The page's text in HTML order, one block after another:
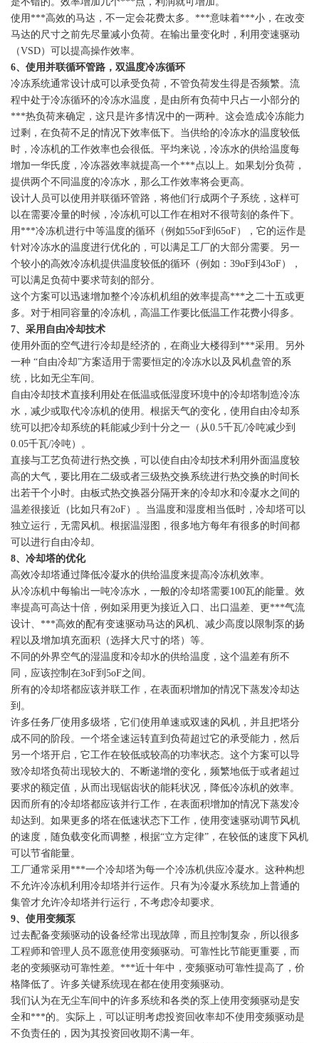
使用***高效的马达，不一定会花费太多。***意味着***小，在改变
马达的尺寸之前先尽量减小负荷。在输出量变化时，利用变速驱动
（VSD）可以提高操作效率。
6、使用并联循环管路，双温度冷冻循环
冷冻系统通常设计成可以承受负荷，不管负荷发生得是否频繁。流
程中处于冷冻循环的冷冻水温度，是由所有负荷中只占一小部分的
***热负荷来确定，这只是许多情况中的一两种。这会造成冷冻能力
过剩，在负荷不足的情况下效率低下。当供给的冷冻水的温度较低
时，冷冻机的工作效率也会很低。平均来说，冷冻水的供给温度每
增加一华氏度，冷冻器效率就提高一个***点以上。如果划分负荷，
提供两个不同温度的冷冻水，那么工作效率将会更高。
设计人员可以使用并联循环管路，将他们行成两个子系统，这样可
以在需要冷量的时候，冷冻机可以工作在相对不很苛刻的条件下。
用***冷冻机进行中等温度的循环（例如55oF到65oF），它的运作是
针对冷冻水的温度进行优化的，可以满足工厂的大部分需要。另一
个较小的高效冷冻机提供温度较低的循环（例如：39oF到43oF），
可以满足负荷中要求苛刻的部分。
这个方案可以迅速增加整个冷冻机机组的效率提高***之二十五或更
多。对于相同容量的冷冻机，高温工作要比低温工作花费小得多。
7、采用自由冷却技术
使用外面的空气进行冷却是经济的，在商业大楼得到***采用。另外
一种 “自由冷却”方案适用于需要恒定的冷冻水以及风机盘管的系
统，比如无尘车间。
自由冷却技术直接利用处在低温或低湿度环境中的冷却塔制造冷冻
水，减少或取代冷冻机的使用。根据天气的变化，使用自由冷却系
统可以把冷却系统的耗能减少到十分之一（从0.5千瓦/冷吨减少到
0.05千瓦/冷吨）。
直接与工艺负荷进行热交换，可以使自由冷却技术利用外面温度较
高的大气，要比用在二级或者三级热交换系统进行热交换的时间长
出若干个小时。由板式热交换器分隔开来的冷却水和冷凝水之间的
温差很接近（比如只有2oF）。当温度和湿度相当低时，冷却塔可以
独立运行，无需风机。根据温湿图，很多地方每年有很多的时间都
可以进行自由冷却。
8、冷却塔的优化
高效冷却塔通过降低冷凝水的供给温度来提高冷冻机效率。
从冷冻机中每输出一吨冷冻水，一般的冷却塔需要100瓦的能量。效
率提高可高达十倍，例如采用更为接近入口、出口温差、更***气流
设计、***高效的配有变速驱动马达的风机、减少高度以限制泵的扬
程以及增加填充面积（选择大尺寸的塔）等。
不同的外界空气的湿温度和冷却水的供给温度，这个温差有所不
同，应该控制在3oF到5oF之间。
所有的冷却塔都应该并联工作，在表面积增加的情况下蒸发冷却达
到。
许多任务厂使用多级塔，它们使用单速或双速的风机，并且把塔分
成不同的阶段。一个塔全速运转直到负荷超过它的承受能力，然后
另一个塔开启，它工作在较低或较高的功率状态。这个方案可以导
致冷却塔负荷出现较大的、不断递增的变化，频繁地低于或者超过
要求的额定值，从而出现锯齿状的能耗状况，降低冷冻机的效率。
因而所有的冷却塔都应该并行工作，在表面积增加的情况下蒸发冷
却达到。如果更多的塔在低速状态下工作，使用变速驱动调节风机
的速度，随负载变化而调整，根据“立方定律”，在较低的速度下风机
可以节省能量。
工厂通常采用***一个冷却塔为每一个冷冻机供应冷凝水。这种构想
不允许冷冻机利用冷却塔并行运作。只有为冷凝水系统加上普通的
集管才允许冷却塔并行运行，不考虑冷却要求。
9、使用变频泵
过去配备变频驱动的设备经常出现故障，而且控制复杂，所以很多
工程师和管理人员不愿意使用变频驱动。可靠性比节能更重要，而
老的变频驱动可靠性差。***近十年中，变频驱动可靠性提高了，价
格降低了。许多关键系统现在都在使用变频驱动。
我们认为在无尘车间中的许多系统和各类的泵上使用变频驱动是安
全和***的。实际上，可以证明考虑投资回收率却不使用变频驱动是
不负责任的，因为其投资回收期不满一年。